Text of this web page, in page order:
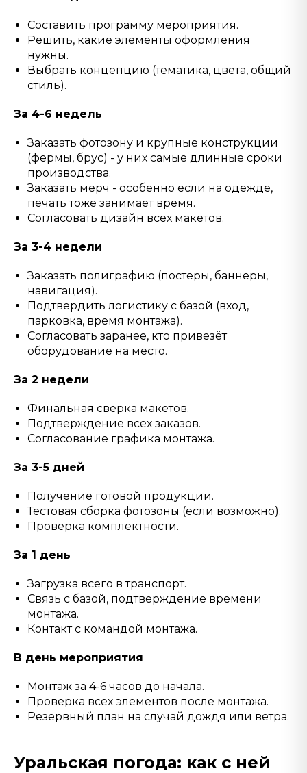
Составить программу мероприятия.
Решить, какие элементы оформления
нужны.
Выбрать концепцию (тематика, цвета, общий
стиль).
За 4-6 недель
Заказать фотозону и крупные конструкции
(фермы, брус) - у них самые длинные сроки
производства.
Заказать мерч - особенно если на одежде,
печать тоже занимает время.
Согласовать дизайн всех макетов.
За 3-4 недели
Заказать полиграфию (постеры, баннеры,
навигация).
Подтвердить логистику с базой (вход,
парковка, время монтажа).
Согласовать заранее, кто привезёт
оборудование на место.
За 2 недели
Финальная сверка макетов.
Подтверждение всех заказов.
Согласование графика монтажа.
За 3-5 дней
Получение готовой продукции.
Тестовая сборка фотозоны (если возможно).
Проверка комплектности.
За 1 день
Загрузка всего в транспорт.
Связь с базой, подтверждение времени
монтажа.
Контакт с командой монтажа.
В день мероприятия
Монтаж за 4-6 часов до начала.
Проверка всех элементов после монтажа.
Резервный план на случай дождя или ветра.
Уральская погода: как с ней